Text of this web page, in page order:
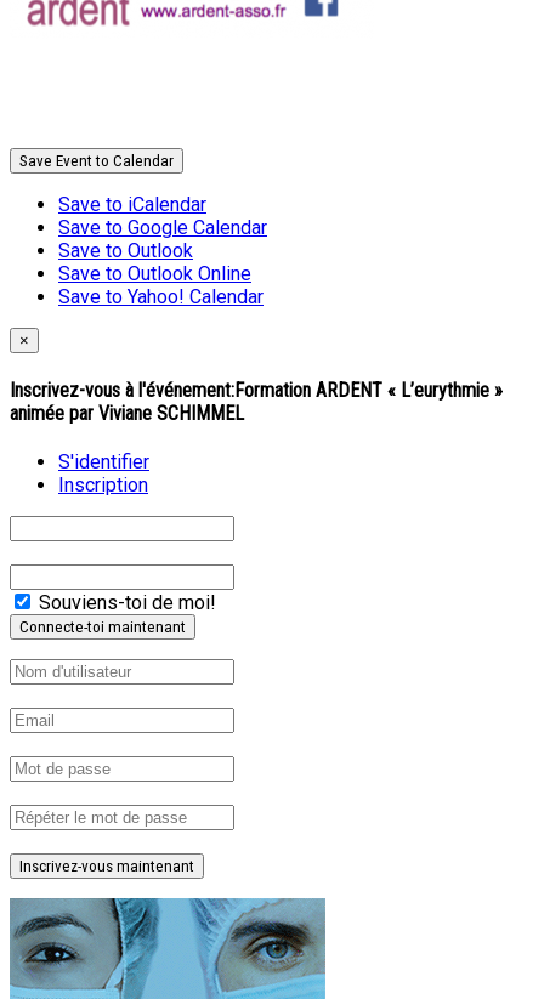
Save Event to Calendar
Save to iCalendar
Save to Google Calendar
Save to Outlook
Save to Outlook Online
Save to Yahoo! Calendar
×
Inscrivez-vous à l'événement:Formation ARDENT « L’eurythmie »
animée par Viviane SCHIMMEL
S'identifier
Inscription
Souviens-toi de moi!
Inscrivez-vous maintenant